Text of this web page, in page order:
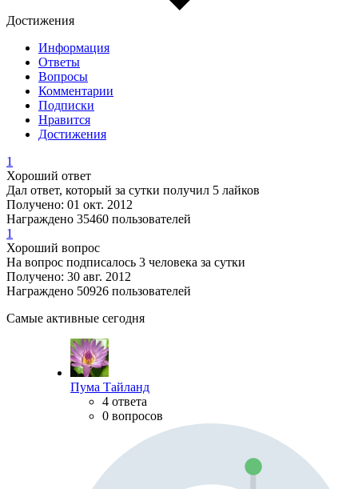
Достижения
Информация
Ответы
Вопросы
Комментарии
Подписки
Нравится
Достижения
1
Хороший ответ
Дал ответ, который за сутки получил 5 лайков
Получено: 01 окт. 2012
Награждено 35460 пользователей
1
Хороший вопрос
На вопрос подписалось 3 человека за сутки
Получено: 30 авг. 2012
Награждено 50926 пользователей
Самые активные сегодня
Пума Тайланд
4 ответа
0 вопросов